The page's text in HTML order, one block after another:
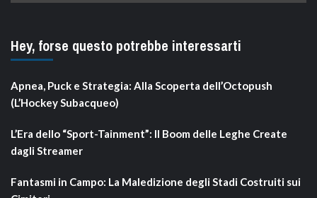
Hey, forse questo potrebbe interessarti
Apnea, Puck e Strategia: Alla Scoperta dell’Octopush
(L’Hockey Subacqueo)
L’Era dello “Sport-Tainment”: Il Boom delle Leghe Create
dagli Streamer
Fantasmi in Campo: La Maledizione degli Stadi Costruiti sui